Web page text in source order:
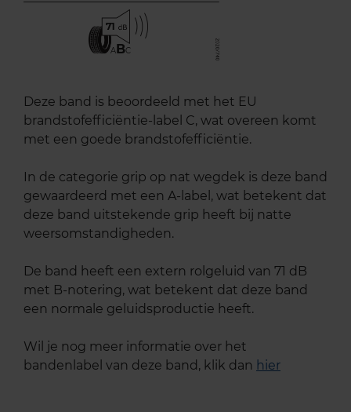
71
ABC
Deze band is beoordeeld met het EU
brandstofefficiëntie-label C, wat overeen komt
met een goede brandstofefficiëntie.
In de categorie grip op nat wegdek is deze band
gewaardeerd met een A-label, wat betekent dat
deze band uitstekende grip heeft bij natte
weersomstandigheden.
De band heeft een extern rolgeluid van 71 dB
met B-notering, wat betekent dat deze band
een normale geluidsproductie heeft.
Wil je nog meer informatie over het
bandenlabel van deze band, klik dan hier